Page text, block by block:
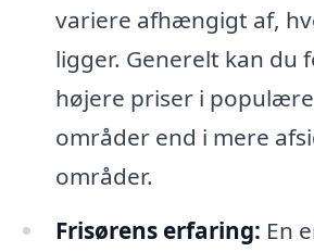
variere afhængigt af,
ligger. Generelt kan du
højere priser i
områder end i mere
områder.
Frisørens erfaring: En